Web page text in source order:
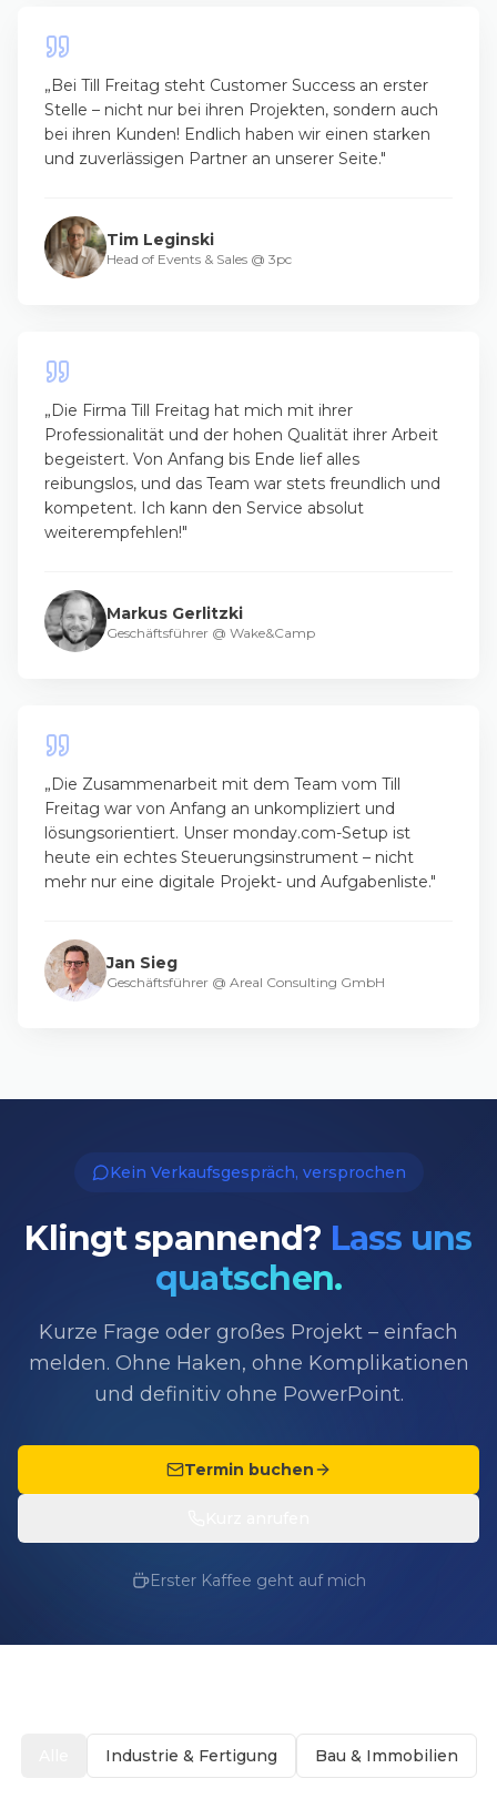
„Bei Till Freitag steht Customer Success an erster
Stelle – nicht nur bei ihren Projekten, sondern auch
bei ihren Kunden! Endlich haben wir einen starken
und zuverlässigen Partner an unserer Seite."
Tim Leginski
Head of Events & Sales @ 3pc
„Die Firma Till Freitag hat mich mit ihrer
Professionalität und der hohen Qualität ihrer Arbeit
begeistert. Von Anfang bis Ende lief alles
reibungslos, und das Team war stets freundlich und
kompetent. Ich kann den Service absolut
weiterempfehlen!"
Markus Gerlitzki
Geschäftsführer @ Wake&Camp
„Die Zusammenarbeit mit dem Team vom Till
Freitag war von Anfang an unkompliziert und
lösungsorientiert. Unser monday.com-Setup ist
heute ein echtes Steuerungsinstrument – nicht
mehr nur eine digitale Projekt- und Aufgabenliste."
Jan Sieg
Geschäftsführer @ Areal Consulting GmbH
Kein Verkaufsgespräch, versprochen
Klingt spannend? Lass uns
quatschen.
Kurze Frage oder großes Projekt – einfach
melden. Ohne Haken, ohne Komplikationen
und definitiv ohne PowerPoint.
Termin buchen
Erster Kaffee geht auf mich
Industrie & Fertigung Bau & Immobilien